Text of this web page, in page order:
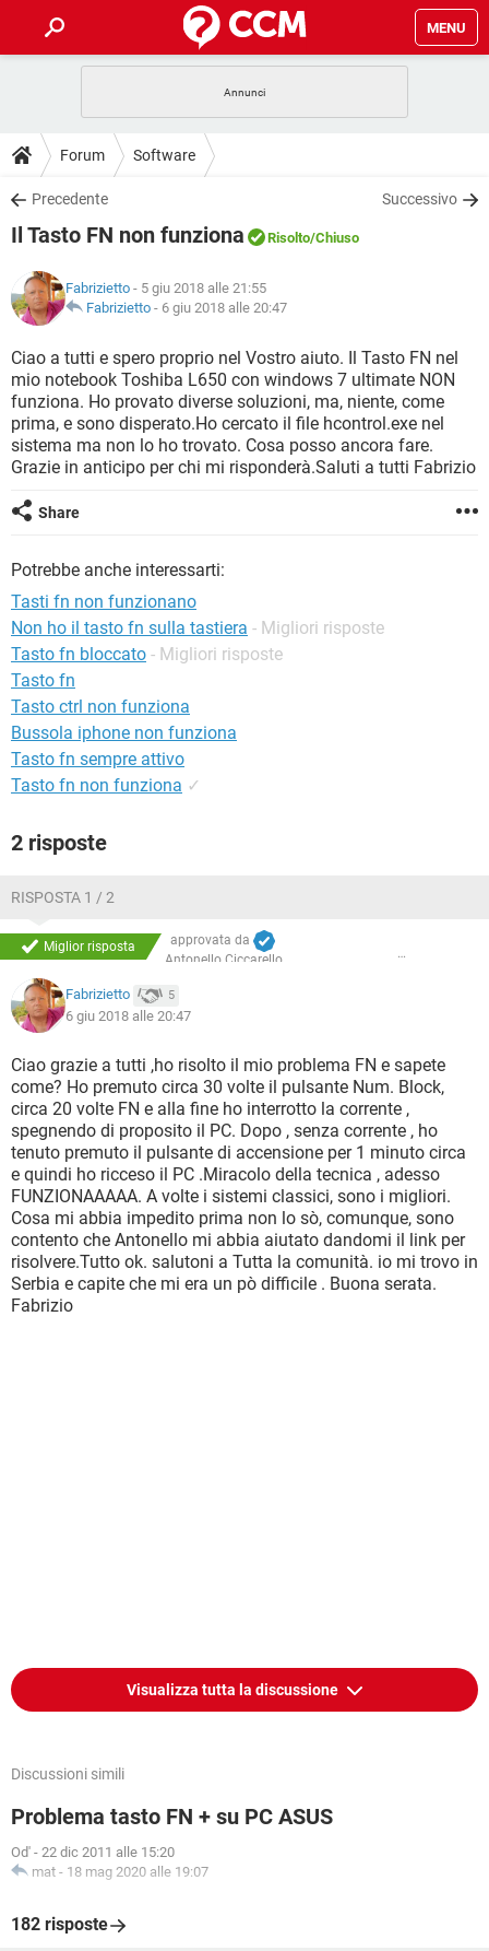
MENU
INTRATTENIMENTO
iOS
INSTAGRAM WHATSAPP
TIKTOK
HARDWARE
GUIDE
COVID-19
INSTAGRAM WHATSAPP
TIKTOK
HARDWARE
DOWNLOAD
COVID-19 GAMING
INTRATTENIMENTO
iOS WINDOWS 10
INSTAGRAM WHATSAPP
TIKTOK FACEBOOK
HARDWARE
COVID-19 GAMING
INTRATTENIMENTO
iOS WINDOWS 10
INSTAGRAM WHATSAPP
TIKTOK FACEBOOK
HARDWARE
GLOSSARIO
COVID-19 GAMING
INTRATTENIMENTO ANDROID
iOS WINDOWS 10
INSTAGRAM WHATSAPP
TIKTOK
Forum Software
Precedente Successivo
Il Tasto FN non funziona Risolto/Chiuso
Fabrizietto - 5 giu 2018 alle 21:55
Fabrizietto - 6 giu 2018 alle 20:47
Ciao a tutti e spero proprio nel Vostro aiuto. Il Tasto FN nel
mio notebook Toshiba L650 con windows 7 ultimate NON
funziona. Ho provato diverse soluzioni, ma, niente, come
prima, e sono disperato.Ho cercato il file hcontrol.exe nel
sistema ma non lo ho trovato. Cosa posso ancora fare.
Grazie in anticipo per chi mi risponderà.Saluti a tutti Fabrizio
Share
Potrebbe anche interessarti:
Tasti fn non funzionano
Non ho il tasto fn sulla tastiera - Migliori risposte
Tasto fn bloccato - Migliori risposte
Tasto fn
Tasto ctrl non funziona
Bussola iphone non funziona
Tasto fn sempre attivo
Tasto fn non funziona ✓
2 risposte
RISPOSTA 1 / 2
Miglior risposta
approvata da
Antonello Ciccarello
Fabrizietto 5
6 giu 2018 alle 20:47
Ciao grazie a tutti ,ho risolto il mio problema FN e sapete
come? Ho premuto circa 30 volte il pulsante Num. Block,
circa 20 volte FN e alla fine ho interrotto la corrente ,
spegnendo di proposito il PC. Dopo , senza corrente , ho
tenuto premuto il pulsante di accensione per 1 minuto circa
e quindi ho ricceso il PC .Miracolo della tecnica , adesso
FUNZIONAAAAA. A volte i sistemi classici, sono i migliori.
Cosa mi abbia impedito prima non lo sò, comunque, sono
contento che Antonello mi abbia aiutato dandomi il link per
risolvere.Tutto ok. salutoni a Tutta la comunità. io mi trovo in
Serbia e capite che mi era un pò difficile . Buona serata.
Fabrizio
Visualizza tutta la discussione
Discussioni simili
Problema tasto FN + su PC ASUS
Od' - 22 dic 2011 alle 15:20
mat - 18 mag 2020 alle 19:07
182 risposte